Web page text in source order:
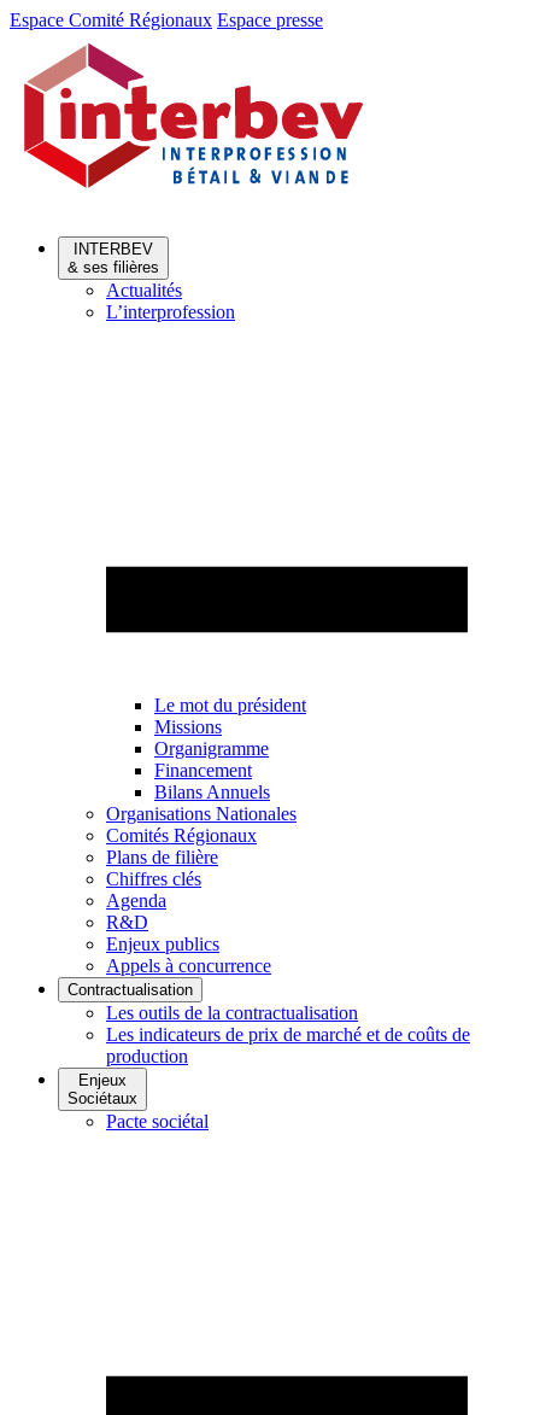
Aller
Aller
contenu
Espace Comité Régionaux Espace presse
INTERBEV
& ses filières
Actualités
L’interprofession
Le mot du président
Missions
Organigramme
Financement
Bilans Annuels
Organisations Nationales
Comités Régionaux
Plans de filière
Chiffres clés
Agenda
R&D
Enjeux publics
Appels à concurrence
Contractualisation
Les outils de la contractualisation
Les indicateurs de prix de marché et de coûts de
production
Enjeux
Sociétaux
Pacte sociétal